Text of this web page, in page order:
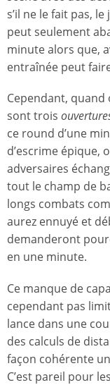
s’il ne le fait pas,
peut seulement
minute alors que,
entraînée peut
Cependant,
sont trois
ce round d’une
d’escrime épique,
adversaires
tout le champ de
longs combats
aurez ennuyé et
demanderont
en une minute.
Ce manque de
cependant pas
lance dans une
des calculs de
façon cohérente
C’est pareil pour